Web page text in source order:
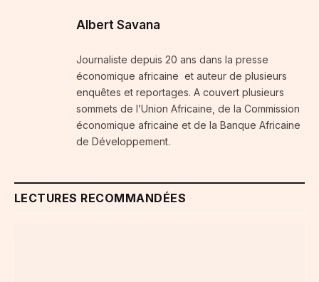
Albert Savana
Journaliste depuis 20 ans dans la presse
économique africaine et auteur de plusieurs
enquêtes et reportages. A couvert plusieurs
sommets de l’Union Africaine, de la Commission
économique africaine et de la Banque Africaine
de Développement.
LECTURES RECOMMANDÉES